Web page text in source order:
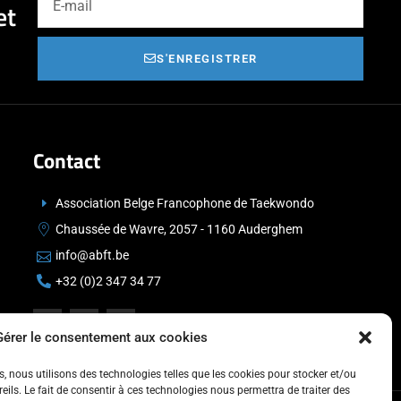
le consentement aux cookies
nous utilisons des technologies telles que les cookies pour stocker et/ou
Le fait de consentir à ces technologies nous permettra de traiter des
S'ENREGISTRER
Contact
Association Belge Francophone de Taekwondo
Chaussée de Wavre, 2057 - 1160 Auderghem
info@abft.be
+32 (0)2 347 34 77